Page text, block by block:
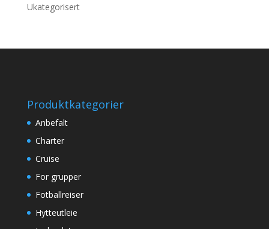
Ukategorisert
Produktkategorier
Anbefalt
Charter
Cruise
For grupper
Fotballreiser
Hytteutleie